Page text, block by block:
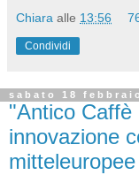
Chiara alle 13:56
Condividi
sabato 18
"Antico Caffè
innovazione
mitteleuropee